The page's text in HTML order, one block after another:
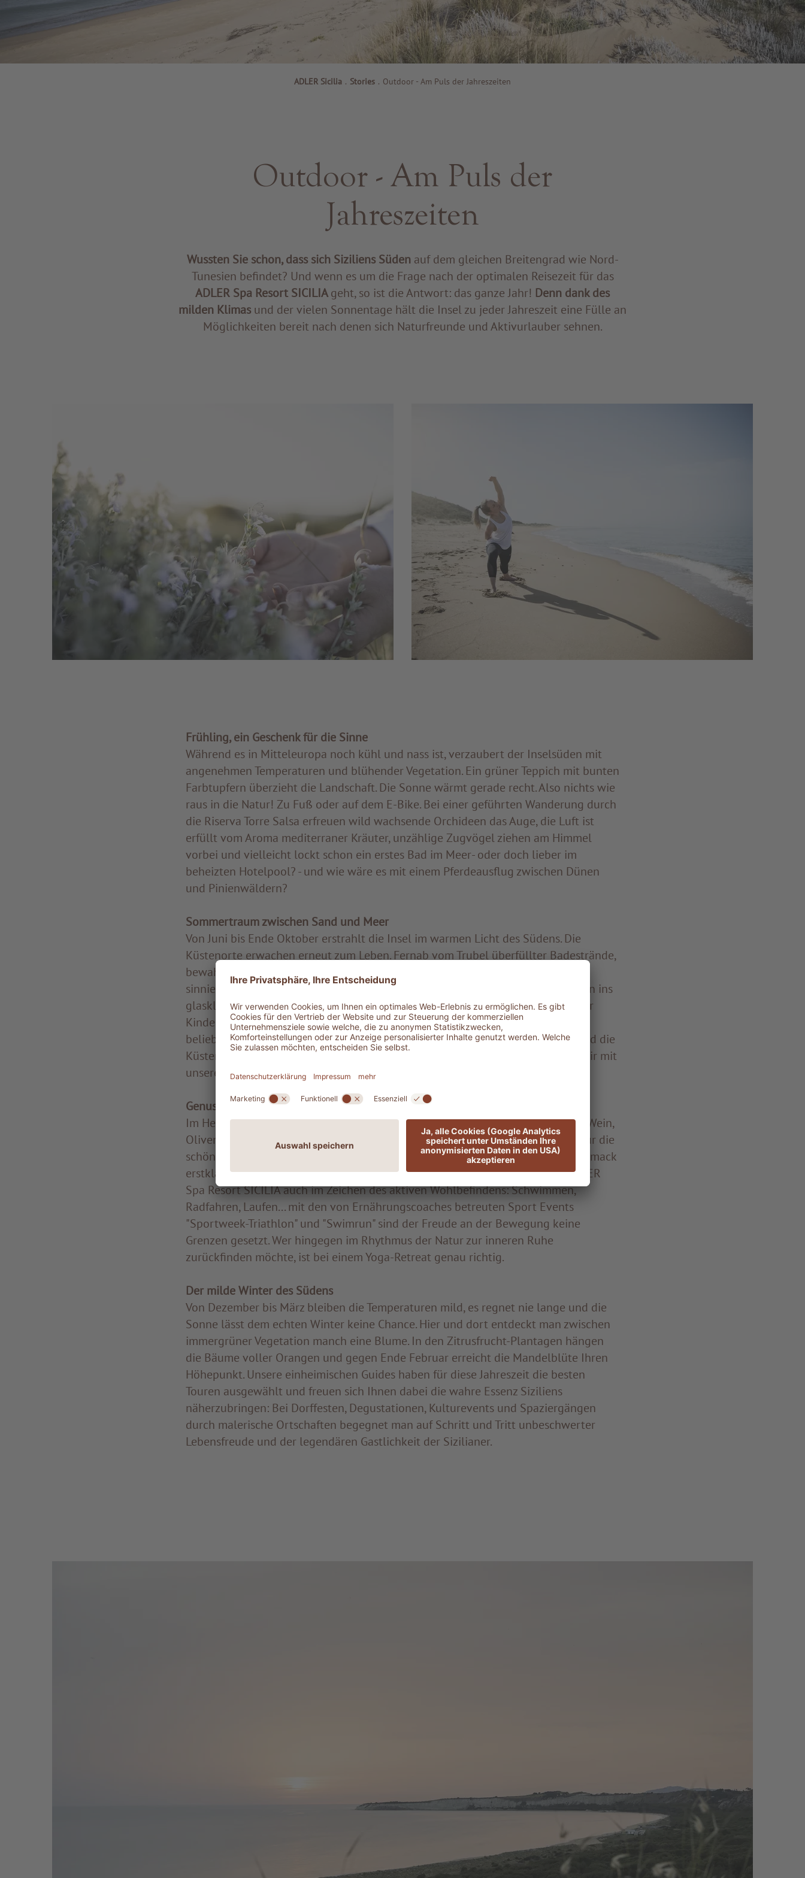
ADLER Sicilia . Stories . Outdoor - Am Puls der Jahreszeiten
Outdoor - Am Puls der
Jahreszeiten
Wussten Sie schon, dass sich Siziliens Süden auf dem gleichen Breitengrad wie Nord-
Tunesien befindet? Und wenn es um die Frage nach der optimalen Reisezeit für das
ADLER Spa Resort SICILIAgeht, so ist die Antwort: das ganze Jahr! Denn dank des
milden Klimas und der vielen Sonnentage hält die Insel zu jeder Jahreszeit eine Fülle an
Möglichkeiten bereit nach denen sich Naturfreunde und Aktivurlauber sehnen.
Frühling, ein Geschenk für die Sinne
Während es in Mitteleuropa noch kühl und nass ist, verzaubert der Inselsüden mit
angenehmen Temperaturen und blühender Vegetation. Ein grüner Teppich mit bunten
Farbtupfern überzieht die Landschaft. Die Sonne wärmt gerade recht. Also nichts wie
raus in die Natur! Zu Fuß oder auf dem E-Bike. Bei einer geführten Wanderung durch
die Riserva Torre Salsa erfreuen wild wachsende Orchideen das Auge, die Luft ist
erfüllt vom Aroma mediterraner Kräuter, unzählige Zugvögel ziehen am Himmel
vorbei und vielleicht lockt schon ein erstes Bad im Meer- oder doch lieber im
beheizten Hotelpool? - und wie wäre es mit einem Pferdeausflug zwischen Dünen
und Pinienwäldern?
Sommertraum zwischen Sand und Meer
Von Juni bis Ende Oktober erstrahlt die Insel im warmen Licht des Südens. Die
Küstenorte erwachen erneut zum Leben. Fernab vom Trubel überfüllter Badestrände,
bewahrt die Riserva Torre Salsa jedoch ihre ursprüngliche Magie. An der Sonne
sinnieren, kilometerlang am Strand entlangwandern - zwischendurch eintauchen ins
glasklare Meer, das mit seiner allmählich abfallenden Tiefe auch ein Paradies für
Kinder ist. Kleine, von schneeweißen Felsklippen umrahmte Buchten sind ein
beliebtes Revier für Schnorchler. Und für all jene, die über sanfte Wellen gleitend die
Küstenlandschaft aus einer neuen Perspektive erleben möchten, organisieren wir mit
unseren lokalen Partnern Kajak-, Kanu- und Sup-Touren.
Genussreich und aktiv durch den Herbst
Im Herbst beschenkt uns mit einer Fülle an typisch sizilianischen Delikatessen: Wein,
Oliven, Mandeln und feinstem Safran. Mit den ADLER-Guides lernen Sie nicht nur die
schönsten Ecken der Umgebung kennen, sondern auch den einzigartigen Geschmack
erstklassiger Weine und regionaler Spezialitäten. Doch steht der Herbst im ADLER
Spa Resort SICILIA auch im Zeichen des aktiven Wohlbefindens: Schwimmen,
Radfahren, Laufen... mit den von Ernährungscoaches betreuten Sport Events
"Sportweek-Triathlon" und "Swimrun" sind der Freude an der Bewegung keine
Grenzen gesetzt. Wer hingegen im Rhythmus der Natur zur inneren Ruhe
zurückfinden möchte, ist bei einem Yoga-Retreat genau richtig.
Der milde Winter des Südens
Von Dezember bis März bleiben die Temperaturen mild, es regnet nie lange und die
Sonne lässt dem echten Winter keine Chance. Hier und dort entdeckt man zwischen
immergrüner Vegetation manch eine Blume. In den Zitrusfrucht-Plantagen hängen
die Bäume voller Orangen und gegen Ende Februar erreicht die Mandelblüte Ihren
Höhepunkt. Unsere einheimischen Guides haben für diese Jahreszeit die besten
Touren ausgewählt und freuen sich Ihnen dabei die wahre Essenz Siziliens
näherzubringen: Bei Dorffesten, Degustationen, Kulturevents und Spaziergängen
durch malerische Ortschaften begegnet man auf Schritt und Tritt unbeschwerter
Lebensfreude und der legendären Gastlichkeit der Sizilianer.